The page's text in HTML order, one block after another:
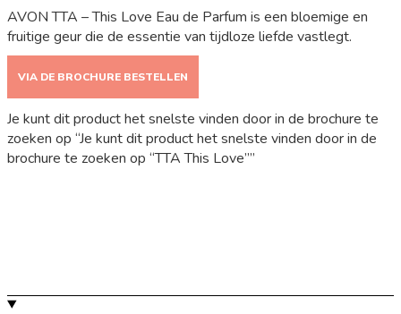
AVON TTA – This Love Eau de Parfum is een bloemige en
fruitige geur die de essentie van tijdloze liefde vastlegt.
VIA DE BROCHURE BESTELLEN
Je kunt dit product het snelste vinden door in de brochure te
zoeken op “Je kunt dit product het snelste vinden door in de
brochure te zoeken op “TTA This Love””